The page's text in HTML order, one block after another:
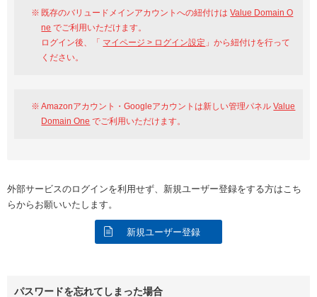
既存のバリュードメインアカウントへの紐付けはValue Domain O
ne でご利用いただけます。
ログイン後、「 マイページ > ログイン設定 」から紐付けを行って
ください。
Amazonアカウント・Googleアカウントは新しい管理パネルValue
Domain One でご利用いただけます。
外部サービスのログインを利用せず、新規ユーザー登録をする方はこち
らからお願いいたします。
新規ユーザー登録
パスワードを忘れてしまった場合